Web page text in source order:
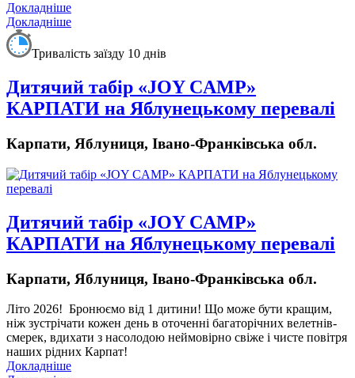
Докладніше
Докладніше
Тривалість заїзду 10 днів
Дитячий табір «JOY CAMP»
КАРПАТИ на Яблунецькому перевалі
Карпати, Яблуниця, Івано-Франківська обл.
Дитячий табір «JOY CAMP»
КАРПАТИ на Яблунецькому перевалі
Карпати, Яблуниця, Івано-Франківська обл.
Літо 2026! Бронюємо від 1 дитини! Що може бути кращим,
ніж зустрічати кожен день в оточенні багаторічних велетнів-
смерек, вдихати з насолодою неймовірно свіже і чисте повітря
наших рідних Карпат!
Докладніше